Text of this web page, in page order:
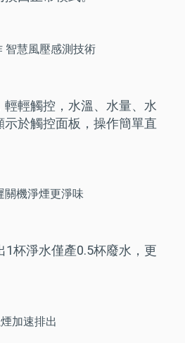
輕觸控，水溫、水量、水
於觸控面板，操作簡單直
1杯淨水僅產0.5杯廢水，更